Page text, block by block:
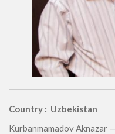
Country : Uzbekistan
Kurbanmamadov Aknazar